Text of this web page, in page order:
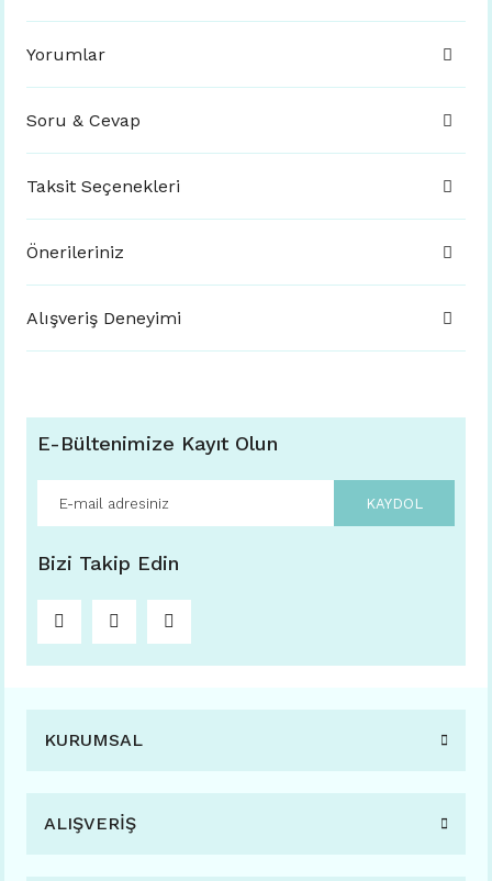
Yorumlar
Soru & Cevap
Taksit Seçenekleri
Önerileriniz
Alışveriş Deneyimi
E-Bültenimize Kayıt Olun
KAYDOL
Bizi Takip Edin
KURUMSAL
ALIŞVERİŞ